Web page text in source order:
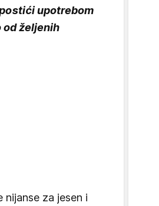
upotrebom
od željenih
nijanse za jesen i